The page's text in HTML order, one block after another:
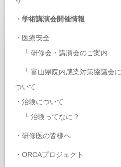
・ 学術講演会開催情報
・ 医療安全
└ 研修会・講演会のご案内
└ 富山県院内感染対策協議会に
ついて
・ 治験について
└ 治験ってなに？
・ 研修医の皆様へ
・ ORCAプロジェクト